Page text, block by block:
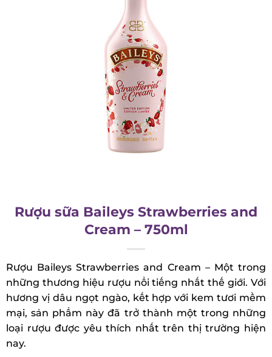
Rượu sữa Baileys Strawberries and
Cream – 750ml
Rượu Baileys Strawberries and Cream – Một trong
những thương hiệu rượu nổi tiếng nhất thế giới.
Với hương vị dâu ngọt ngào, kết hợp với kem tươi
mềm mại, sản phẩm này đã trở thành một trong
những loại rượu được yêu thích nhất trên thị
trường hiện nay.